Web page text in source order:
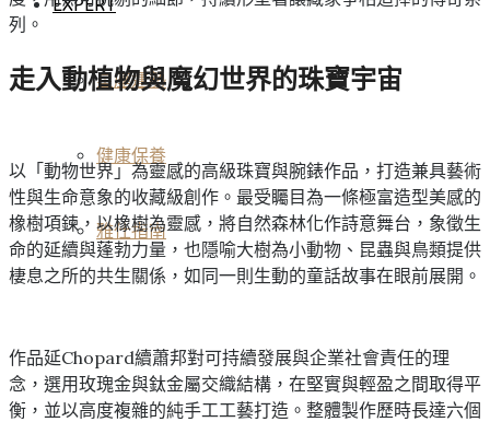
EXPERT
星座運勢
健康保養
雅仕指南
列。
走入動植物與魔幻世界的珠寶宇宙
以「動物世界」為靈感的高級珠寶與腕錶作品，打造兼具藝術
性與生命意象的收藏級創作。最受矚目為一條極富造型美感的
橡樹項鍊，以橡樹為靈感，將自然森林化作詩意舞台，象徵生
命的延續與蓬勃力量，也隱喻大樹為小動物、昆蟲與鳥類提供
棲息之所的共生關係，如同一則生動的童話故事在眼前展開。
作品延Chopard續蕭邦對可持續發展與企業社會責任的理
念，選用玫瑰金與鈦金屬交織結構，在堅實與輕盈之間取得平
衡，並以高度複雜的純手工工藝打造。整體製作歷時長達六個